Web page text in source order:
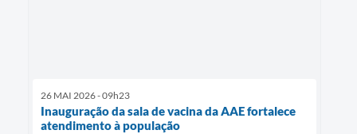
26 MAI 2026 - 09h23
Inauguração da sala de vacina da AAE fortalece
atendimento à população